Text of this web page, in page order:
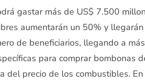
gastar más de US$ 7.500
aumentarán un 50% y
de beneficiarios, llegando a
para comprar bombonas
del precio de los combustibles.